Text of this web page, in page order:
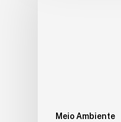
Meio Ambiente